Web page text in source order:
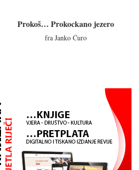
Prokoš… Prokockano jezero
fra Janko Ćuro